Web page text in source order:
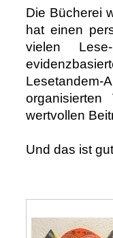
Die Bücherei
hat einen
vielen
wertvollen
Und das ist